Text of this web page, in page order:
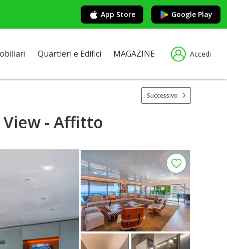
App Store Google Play
Quartieri e Edifici MAGAZINE Accedi
Successivo
- Affitto